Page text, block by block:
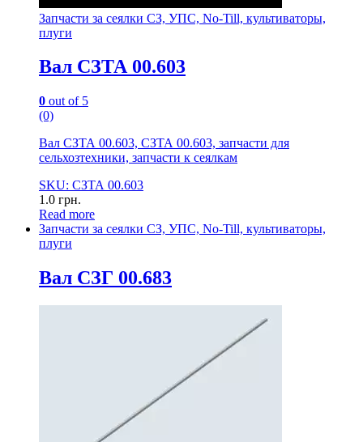
Запчасти за сеялки СЗ, УПС, No-Till, культиваторы,
плуги
Вал СЗТА 00.603
0 out of 5
(0)
Вал СЗТА 00.603, СЗТА 00.603, запчасти для
сельхозтехники, запчасти к сеялкам
SKU: СЗТА 00.603
1.0 грн.
Read more
Запчасти за сеялки СЗ, УПС, No-Till, культиваторы,
плуги
Вал СЗГ 00.683